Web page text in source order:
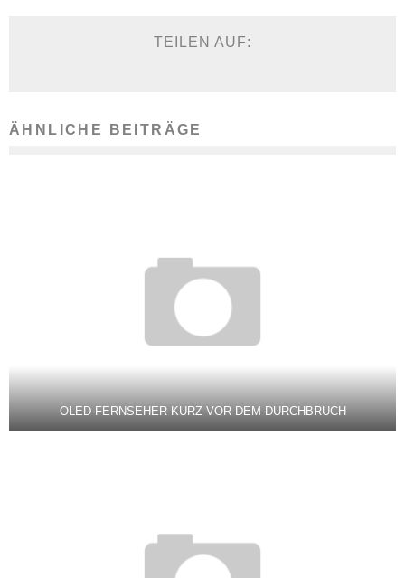
TEILEN AUF:
ÄHNLICHE BEITRÄGE
OLED-FERNSEHER KURZ VOR DEM DURCHBRUCH